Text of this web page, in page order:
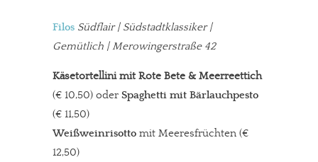
Filos Südflair | Südstadtklassiker |
Gemütlich | Merowingerstraße 42
Käsetortellini mit Rote Bete & Meerreettich
(€ 10,50) oder Spaghetti mit Bärlauchpesto
(€ 11,50)
Weißweinrisotto mit Meeresfrüchten (€
12,50)